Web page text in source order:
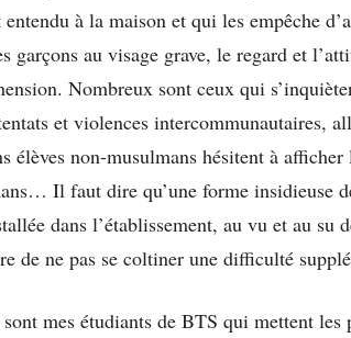
à la maison et qui les empêche
garçons au visage grave, le regard et
Nombreux sont ceux qui
et violences intercommunautaires,
élèves non-musulmans hésitent à afficher
Il faut dire qu’une forme insidieuse
dans l’établissement, au vu et au su
de ne pas se coltiner une difficulté
mes étudiants de BTS qui mettent les